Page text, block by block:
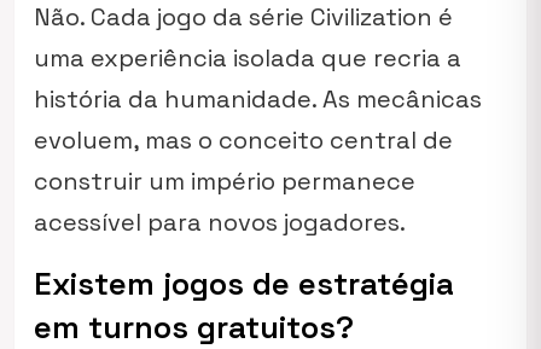
Não. Cada jogo da série Civilization é
uma experiência isolada que recria a
história da humanidade. As mecânicas
evoluem, mas o conceito central de
construir um império permanece
acessível para novos jogadores.
Existem jogos de estratégia
em turnos gratuitos?